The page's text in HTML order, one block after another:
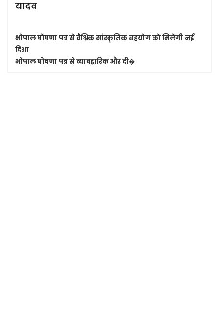
यादव
भोपाल घोषणा पत्र से वैश्विक सांस्कृतिक सहयोग को मिलेगी नई
दिशा
भोपाल घोषणा पत्र से व्यावहारिक और दी�